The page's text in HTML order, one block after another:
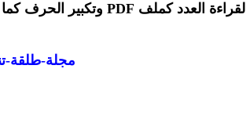
لقراءة العدد كملفPDF وتكبير الحرف كما
مجلة-طلقة-